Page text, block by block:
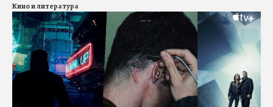
Кино и литература